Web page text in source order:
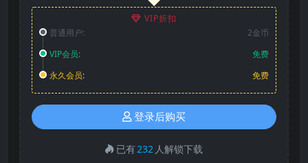
VIP折扣
普通用户:
2金币
VIP会员:
免费
永久会员:
免费
登录后购买
已有232 人解锁下载